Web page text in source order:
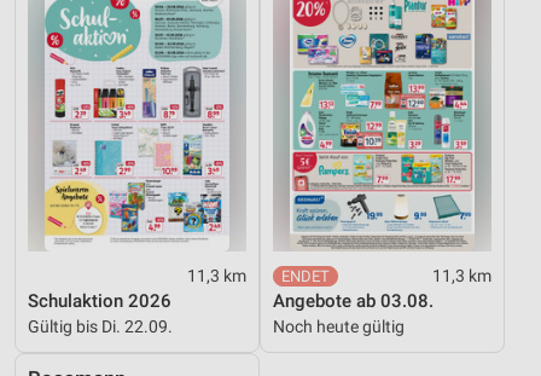
11,3 km
Schulaktion 2026
Gültig bis Di. 22.09.
11,3 km
Angebote ab 03.08.
Noch heute gültig